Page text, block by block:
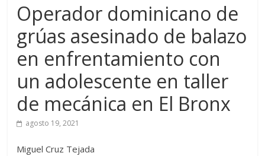
Operador dominicano de
grúas asesinado de balazo
en enfrentamiento con
un adolescente en taller
de mecánica en El Bronx
agosto 19, 2021
Miguel Cruz Tejada